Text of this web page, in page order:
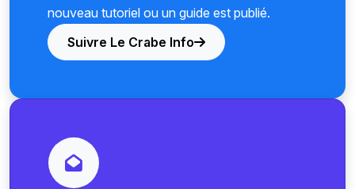
nouveau tutoriel ou un guide est publié.
Suivre Le Crabe Info